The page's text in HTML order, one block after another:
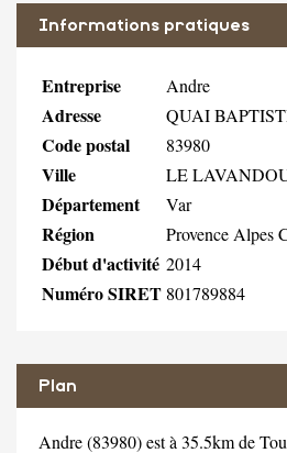
Informations pratiques
Entreprise Andre
Adresse QUAI
Code postal 83980
Ville LE
Département Var
Région Provence Alpes
Début d'activité 2014
Numéro SIRET 801789884
Plan
Andre (83980) est à 35.5km de